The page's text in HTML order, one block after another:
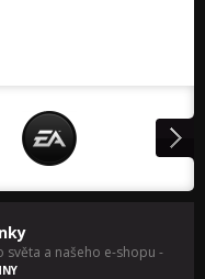
světa a našeho e-shopu -